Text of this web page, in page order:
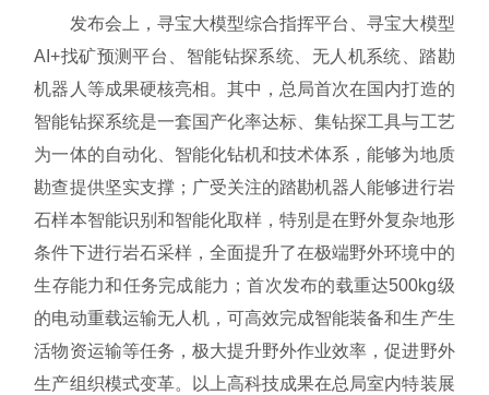
发布会上，寻宝大模型综合指挥平台、寻宝大模型
AI+找矿预测平台、智能钻探系统、无人机系统、踏勘
机器人等成果硬核亮相。其中，总局首次在国内打造的
智能钻探系统是一套国产化率达标、集钻探工具与工艺
为一体的自动化、智能化钻机和技术体系，能够为地质
勘查提供坚实支撑；广受关注的踏勘机器人能够进行岩
石样本智能识别和智能化取样，特别是在野外复杂地形
条件下进行岩石采样，全面提升了在极端野外环境中的
生存能力和任务完成能力；首次发布的载重达500kg级
的电动重载运输无人机，可高效完成智能装备和生产生
活物资运输等任务，极大提升野外作业效率，促进野外
生产组织模式变革。以上高科技成果在总局室内特装展